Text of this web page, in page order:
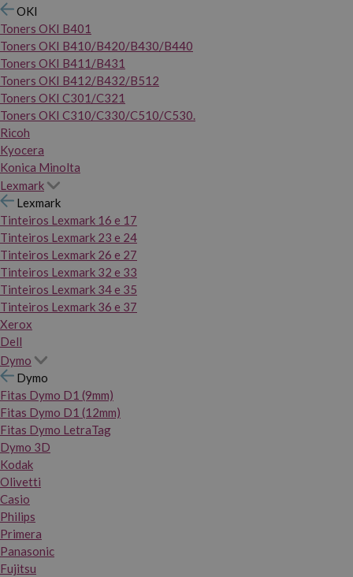
OKI
Toners OKI B401
Toners OKI B410/B420/B430/B440
Toners OKI B411/B431
Toners OKI B412/B432/B512
Toners OKI C301/C321
Toners OKI C310/C330/C510/C530.
Ricoh
Kyocera
Konica Minolta
Lexmark
Lexmark
Tinteiros Lexmark 16 e 17
Tinteiros Lexmark 23 e 24
Tinteiros Lexmark 26 e 27
Tinteiros Lexmark 32 e 33
Tinteiros Lexmark 34 e 35
Tinteiros Lexmark 36 e 37
Xerox
Dell
Dymo
Dymo
Fitas Dymo D1 (9mm)
Fitas Dymo D1 (12mm)
Fitas Dymo LetraTag
Dymo 3D
Kodak
Olivetti
Casio
Philips
Primera
Panasonic
Fujitsu